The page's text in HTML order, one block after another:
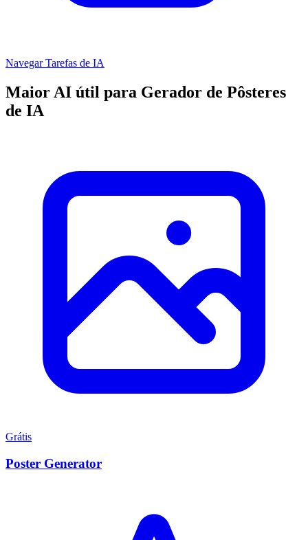
Navegar Tarefas de IA
Maior AI útil para Gerador de Pôsteres
de IA
Grátis
Poster Generator